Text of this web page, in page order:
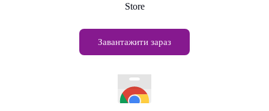
Store
Завантажити зараз